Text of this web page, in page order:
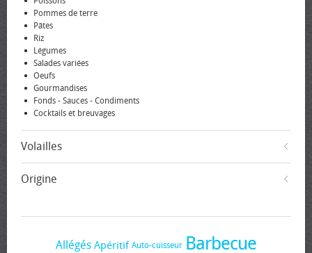
Pommes de terre
Pâtes
Riz
Légumes
Salades variées
Oeufs
Gourmandises
Fonds - Sauces - Condiments
Cocktails et breuvages
Volailles
Origine
Allégés Apéritif Auto-cuisseur Barbecue